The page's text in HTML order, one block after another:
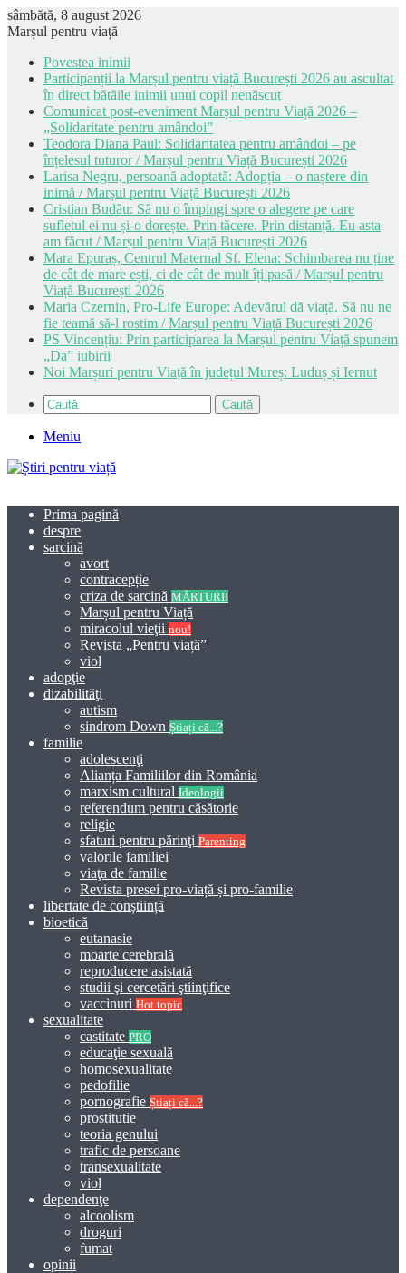
sâmbătă, 8 august 2026
Marșul pentru viață
Povestea inimii
Participanții la Marșul pentru viață București 2026 au ascultat
în direct bătăile inimii unui copil nenăscut
Comunicat post-eveniment Marșul pentru Viață 2026 –
„Solidaritate pentru amândoi”
Teodora Diana Paul: Solidaritatea pentru amândoi – pe
înțelesul tuturor / Marșul pentru Viață București 2026
Larisa Negru, persoană adoptată: Adopția – o naștere din
inimă / Marșul pentru Viață București 2026
Cristian Budău: Să nu o împingi spre o alegere pe care
sufletul ei nu și-o dorește. Prin tăcere. Prin distanță. Eu asta
am făcut / Marșul pentru Viață București 2026
Mara Epuraș, Centrul Maternal Sf. Elena: Schimbarea nu ține
de cât de mare ești, ci de cât de mult îți pasă / Marșul pentru
Viață București 2026
Maria Czernin, Pro-Life Europe: Adevărul dă viață. Să nu ne
fie teamă să-l rostim / Marșul pentru Viață București 2026
PS Vincențiu: Prin participarea la Marșul pentru Viață spunem
„Da” iubirii
Noi Marșuri pentru Viață în județul Mureș: Luduș și Iernut
Caută
Meniu
Prima pagină
despre
sarcină
avort
contracepție
criza de sarcină MĂRTURII
Marșul pentru Viață
miracolul vieţii nou!
Revista „Pentru viață”
viol
adopţie
dizabilităţi
autism
sindrom Down Știați că...?
familie
adolescenţi
Alianța Familiilor din România
marxism cultural Ideologii
referendum pentru căsătorie
religie
sfaturi pentru părinţi Parenting
valorile familiei
viaţa de familie
Revista presei pro-viață și pro-familie
libertate de conștiință
bioetică
eutanasie
moarte cerebrală
reproducere asistată
studii şi cercetări ştiinţifice
vaccinuri Hot topic
sexualitate
castitate PRO
educaţie sexuală
homosexualitate
pedofilie
pornografie Știați că...?
prostitutie
teoria genului
trafic de persoane
transexualitate
viol
dependenţe
alcoolism
droguri
fumat
opinii